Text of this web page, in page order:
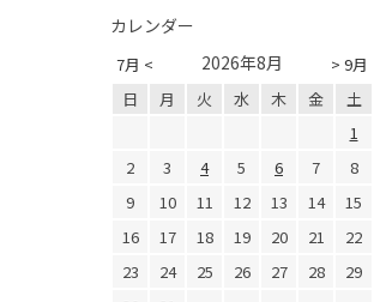
カレンダー
7月 < > 9月
2026年8月
日 月 火 水 木 金
土
1
2
3 4 5 6 7
8
9
10 11 12 13 14
15
16
17 18 19 20 21
22
23
24 25 26 27 28
29